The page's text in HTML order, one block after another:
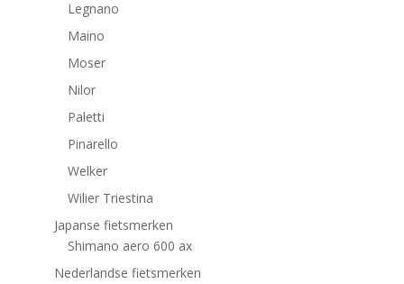
Legnano
Maino
Moser
Nilor
Paletti
Pinarello
Welker
Wilier Triestina
Japanse fietsmerken
Shimano aero 600 ax
Nederlandse fietsmerken